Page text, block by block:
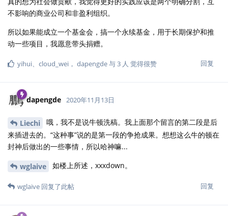
不影响的商业公司和非盈利组织。
所以如果能成立一个基金会，搞一个永续基金，用于长期保护和推
动一些项目，我愿意带头捐赠。
回复
yihui、 cloud_wei ， dapengde与3 人 觉得很赞
dapengde 2020年11月13日
Liechi
哦，我不是说牛顿洗稿。我上面那个留言的第二段是后
来插进去的。“这种事”说的是第一段的争抢成果。想想这么牛的顿在
封神后做出的一些事情，所以哈神嘛...
wglaive 如楼上所述，xxxdown。
回复
wglaive 回复了此帖